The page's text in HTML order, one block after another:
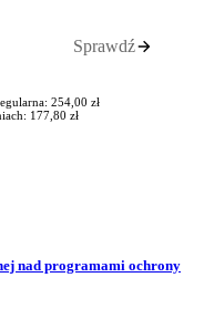
Sprawdź
254,00 zł
177,80 zł
nad programami ochrony